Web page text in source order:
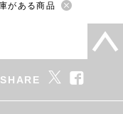
がある商品
SHARE